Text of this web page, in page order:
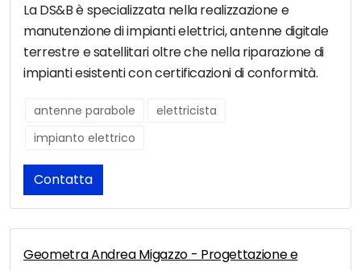
La DS&B è specializzata nella realizzazione e
manutenzione di impianti elettrici, antenne digitale
terrestre e satellitari oltre che nella riparazione di
impianti esistenti con certificazioni di conformità.
antenne parabole
elettricista
impianto elettrico
Contatta
Geometra Andrea Migazzo - Progettazione e